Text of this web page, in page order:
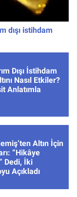
dışı istihdam
Dışı İstihdam
Nasıl Etkiler?
Anlatımla
Altın İçin
“Hikâye
Dedi, İki
Açıkladı